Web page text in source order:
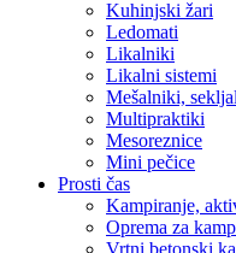
Kuhinjski žari
Ledomati
Likalniki
Likalni sistemi
Mešalniki,
Multipraktiki
Mesoreznice
Mini pečice
Prosti čas
Kampiranje,
Oprema za
Vrtni betonski